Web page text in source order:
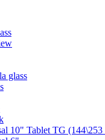
glass
10" Tablet TG